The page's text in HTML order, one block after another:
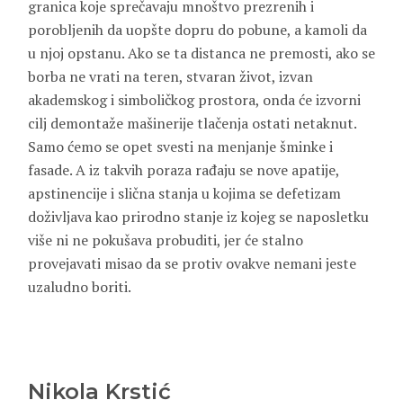
granica koje sprečavaju mnoštvo prezrenih i
porobljenih da uopšte dopru do pobune, a kamoli da
u njoj opstanu. Ako se ta distanca ne premosti, ako se
borba ne vrati na teren, stvaran život, izvan
akademskog i simboličkog prostora, onda će izvorni
cilj demontaže mašinerije tlačenja ostati netaknut.
Samo ćemo se opet svesti na menjanje šminke i
fasade. A iz takvih poraza rađaju se nove apatije,
apstinencije i slična stanja u kojima se defetizam
doživljava kao prirodno stanje iz kojeg se naposletku
više ni ne pokušava probuditi, jer će stalno
provejavati misao da se protiv ovakve nemani jeste
uzaludno boriti.
Nikola Krstić